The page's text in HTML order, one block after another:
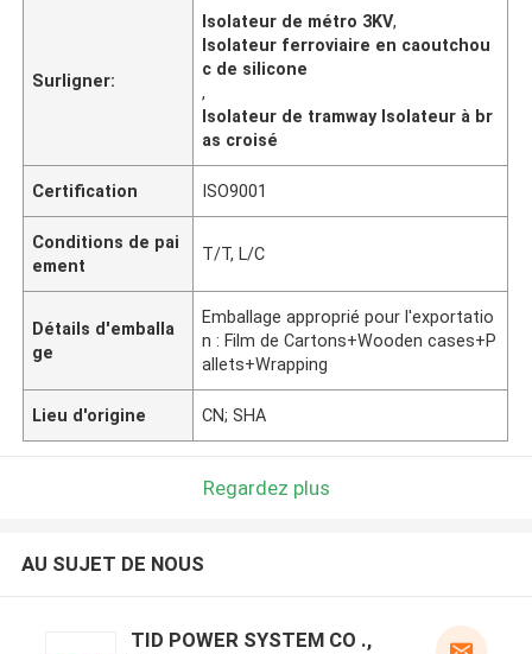
Surligner:
Isolateur de métro 3KV,
Isolateur ferroviaire en caoutchou
c de silicone
,
Isolateur de tramway Isolateur à br
as croisé
Certification ISO9001
Conditions de pai
ement
T/T, L/C
Détails d'emballa
ge
Emballage approprié pour l'exportatio
n : Film de Cartons+Wooden cases+P
allets+Wrapping
Lieu d'origine CN; SHA
Regardez plus
AU SUJET DE NOUS
TID POWER SYSTEM CO .,